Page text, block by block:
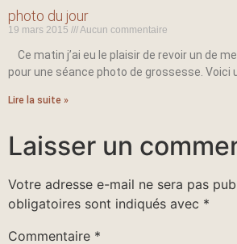
photo du jour
19 mars 2015 Aucun commentaire
Ce matin j’ai eu le plaisir de revoir un de
pour une séance photo de grossesse. Voici
Lire la suite »
Laisser un
Votre adresse e-mail ne sera pas
obligatoires sont indiqués avec *
Commentaire *